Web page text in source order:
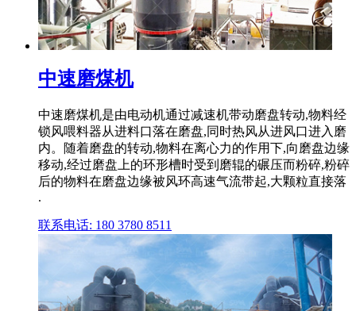
中速磨煤机
中速磨煤机是由电动机通过减速机带动磨盘转动,物料经
锁风喂料器从进料口落在磨盘,同时热风从进风口进入磨
内。随着磨盘的转动,物料在离心力的作用下,向磨盘边缘
移动,经过磨盘上的环形槽时受到磨辊的碾压而粉碎,粉碎
后的物料在磨盘边缘被风环高速气流带起,大颗粒直接落
.
联系电话: 180 3780 8511